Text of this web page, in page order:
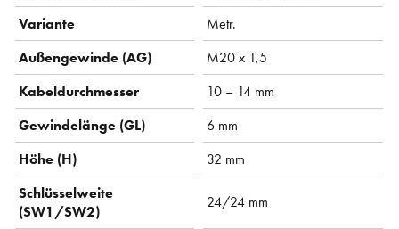
Variante
Metr.
Außengewinde (AG)
M20 x 1,5
Kabeldurchmesser
10 – 14 mm
Gewindelänge (GL)
6 mm
Höhe (H)
32 mm
Schlüsselweite
(SW1/SW2)
24/24 mm